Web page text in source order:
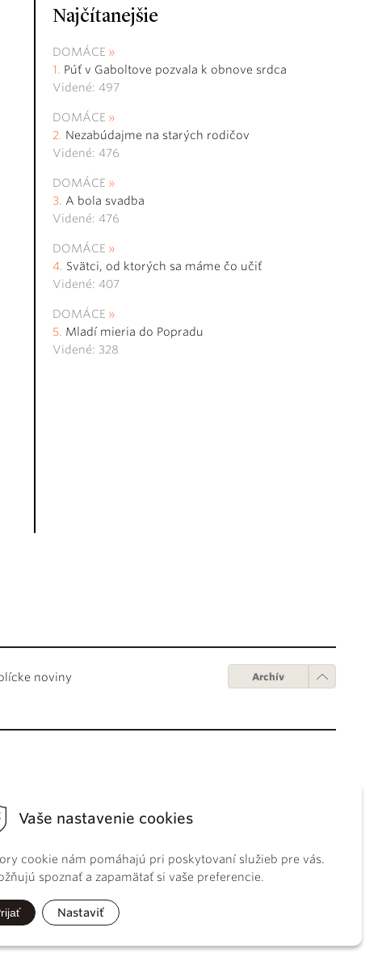
Vaše nastavenie cookies
cookie nám pomáhajú pri poskytovaní služieb pre vás.
spoznať a zapamätať si vaše preferencie.
Nastaviť
Najčítanejšie
DOMÁCE
Púť v Gaboltove pozvala k obnove srdca
Videné: 497
DOMÁCE
Nezabúdajme na starých rodičov
Videné: 476
DOMÁCE
A bola svadba
Videné: 476
DOMÁCE
Svätci, od ktorých sa máme čo učiť
Videné: 407
DOMÁCE
Mladí mieria do Popradu
Videné: 328
noviny Archív
úradov
koncil
práva
Katolíckej cirkvi
Digitálne vydanie
Používanie cookies